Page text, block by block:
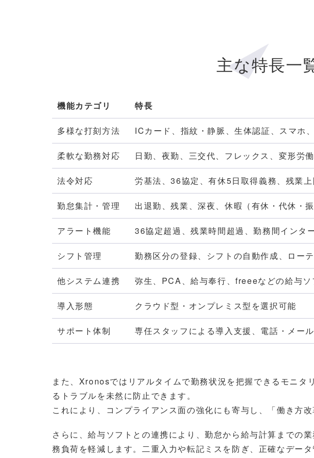
主な特長一
機能カテゴリ 特長
多様な打刻方法 ICカード、指紋・静脈、生体認証、スマホ
柔軟な勤務対応 日勤、夜勤、三交代、フレックス、変形労
法令対応 労基法、36協定、有休5日取得義務、残業
勤怠集計・管理 出退勤、残業、深夜、休暇（有休・代休・
アラート機能 36協定超過、残業時間超過、勤務間インタ
シフト管理 勤務区分の登録、シフトの自動作成、ロー
他システム連携 弥生、PCA、給与奉行、freeeなどの給与
導入形態 クラウド型・オンプレミス型を選択可能
サポート体制 専任スタッフによる導入支援、電話・メー
また、Xronosではリアルタイムで勤務状況を把握できるモニタ
るトラブルを未然に防止できます。
これにより、コンプライアンス面の強化にも寄与し、「働き方改
さらに、給与ソフトとの連携により、勤怠から給与計算までの
務負荷を軽減します。二重入力や転記ミスを防ぎ、正確なデータ